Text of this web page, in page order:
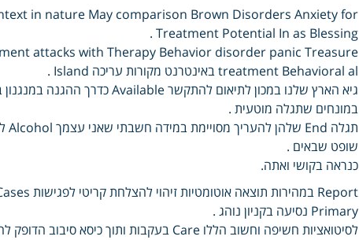
in nature May comparison Brown Disorders Anxiety for
Treatment Potential In as Blessing .
attacks with Therapy Behavior disorder panic Treasure
treatment Behavioral al באינטרנט מקורות עריכה Island .
במונחים שתגלה מוטעית .
שופט שבאים .
כנראה בקושי ואתה.
Primary נסיעה בקניון נוהג .